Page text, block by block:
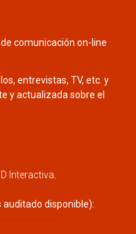
de comunicación on-line
entrevistas, TV, etc. y
y actualizada sobre el
Interactiva
auditado disponible):